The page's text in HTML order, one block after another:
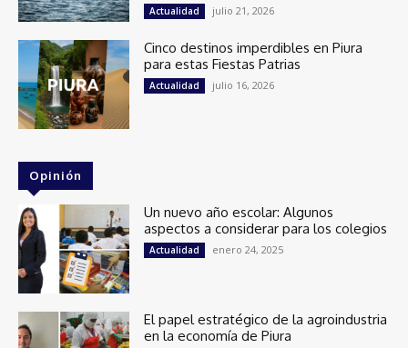
Actualidad julio 21, 2026
Cinco destinos imperdibles en Piura
para estas Fiestas Patrias
Actualidad julio 16, 2026
Opinión
Un nuevo año escolar: Algunos
aspectos a considerar para los colegios
Actualidad enero 24, 2025
El papel estratégico de la agroindustria
en la economía de Piura